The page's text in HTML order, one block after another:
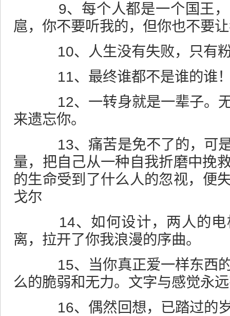
9、每个人都是一个国王，
扈，你不要听我的，但你也不要
10、人生没有失败，只有
11、最终谁都不是谁的谁
12、一转身就是一辈子。无
来遗忘你。
13、痛苦是免不了的，可是
量，把自己从一种自我折磨中挽
的生命受到了什么人的忽视，
戈尔
14、如何设计，两人的电
离，拉开了你我浪漫的序曲。
15、当你真正爱一样东西的
么的脆弱和无力。文字与感觉永
16、偶然回想，已踏过的岁